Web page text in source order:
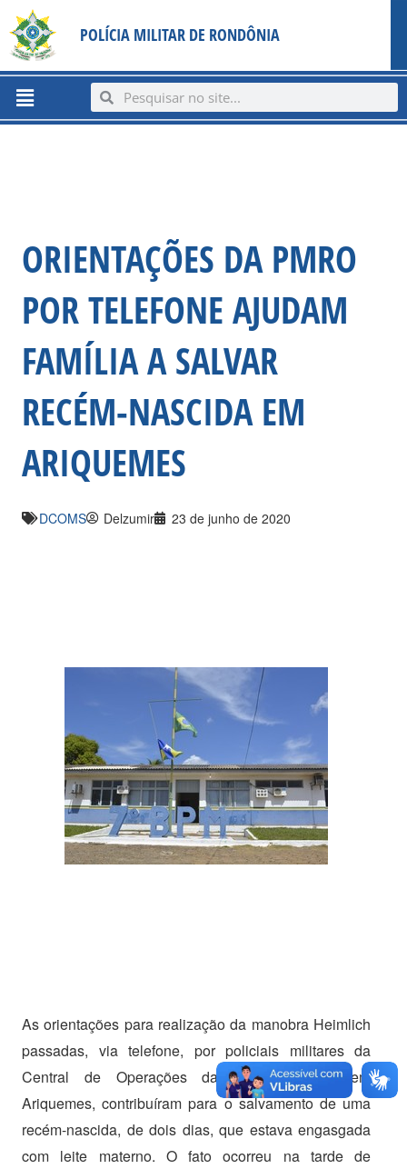
content
para
conteúdo
POLÍCIA MILITAR DE RONDÔNIA
Menu SearchSearch
ORIENTAÇÕES DA PMRO
POR TELEFONE AJUDAM
FAMÍLIA A SALVAR
RECÉM-NASCIDA EM
ARIQUEMES
DCOMS Delzumir 23 de junho de 2020
As orientações para realização da manobra Heimlich
passadas, via telefone, por policiais militares da
Central de Operações da Polícia Militar, em
Ariquemes, contribuíram para o salvamento de uma
recém-nascida, de dois dias, que estava engasgada
com leite materno. O fato ocorreu na tarde de